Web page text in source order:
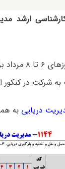
ارشد
سال ۱۴۰۰
شرکت در کنکور
دریاییبه